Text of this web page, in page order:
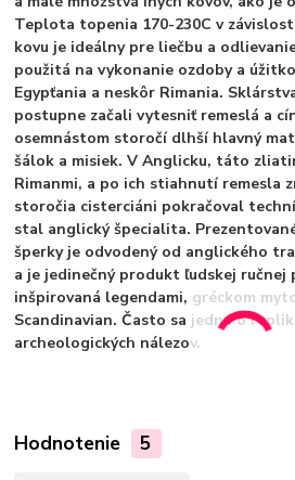
Teplota topenia 170-230C v
kovu je ideálny pre liečbu a
použitá na vykonanie ozdoby a
Egypťania a neskôr Rimania.
postupne začali vytesniť remeslá a
osemnástom storočí dlhší hlavný
šálok a misiek. V Anglicku, táto
Rimanmi, a po ich stiahnutí remesla
storočia cisterciáni pokračoval
stal anglický špecialita.
šperky je odvodený od anglického
a je jedinečný produkt ľudskej ručnej
inšpirovaná legendami, gréckom
Scandinavian. Často sa jedná o
archeologických nálezov.
Hodnotenie 5